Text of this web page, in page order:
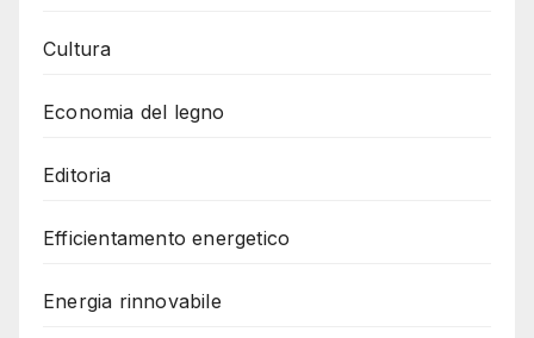
Cultura
Economia del legno
Editoria
Efficientamento energetico
Energia rinnovabile